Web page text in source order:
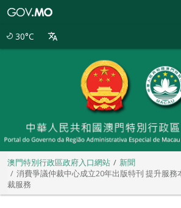
30°C
澳門特別行政區政府入口網站
新聞
消費爭議仲裁中心成立20年出版特刊 提升服務
裁服務